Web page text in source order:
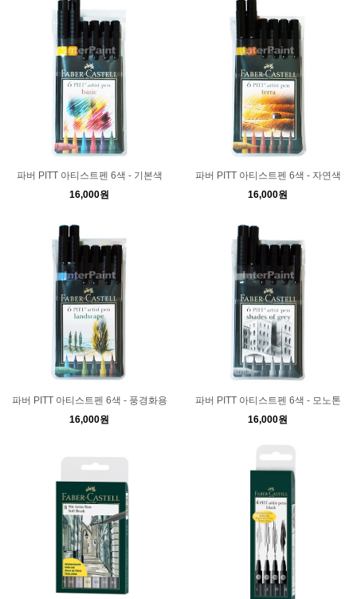
파버 PITT 아티스트펜 6색 - 기본색
16,000원
파버 PITT 아티스트펜 6색 - 자연색
16,000원
파버 PITT 아티스트펜 6색 - 풍경화용
16,000원
파버 PITT 아티스트펜 6색 - 모노톤
16,000원